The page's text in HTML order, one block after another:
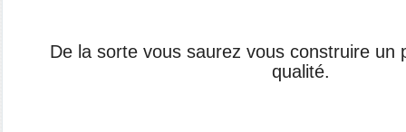
De la sorte vous saurez vous construire un
qualité.